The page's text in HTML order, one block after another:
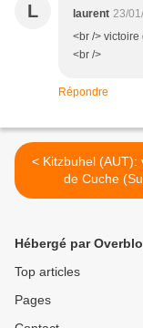
L laurent 23/
<br /> victoire
<br />
Répondre
< Kitzbuhel (AUT): victoire
de Cuche
Hébergé par
Top articles
Pages